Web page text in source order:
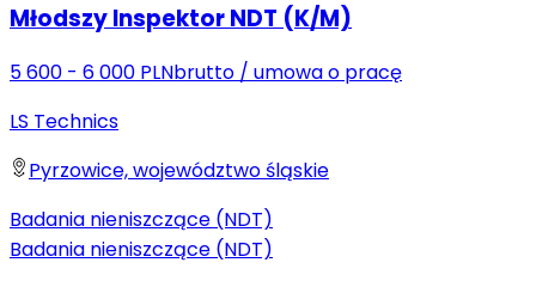
Młodszy Inspektor NDT (K/M)
5 600 - 6 000 PLNbrutto / umowa o pracę
LS Technics
Pyrzowice, województwo śląskie
Badania nieniszczące (NDT)
Badania nieniszczące (NDT)